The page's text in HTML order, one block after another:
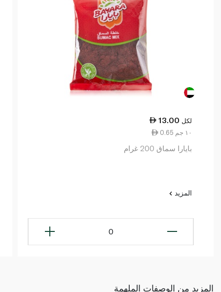
13.00 لكل
0.65 ١٠ جم
بايارا سماق 200 غرام
المزيد
0
المزيد من الوصفات الملهمة